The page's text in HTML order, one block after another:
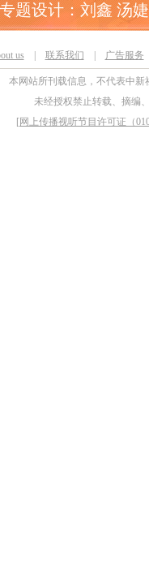
题设计：刘鑫 汤婕
us 联系我们 广告服务
本网站所刊载信息，不代表中
未经授权禁止转载、摘编
[网上传播视听节目许可证（